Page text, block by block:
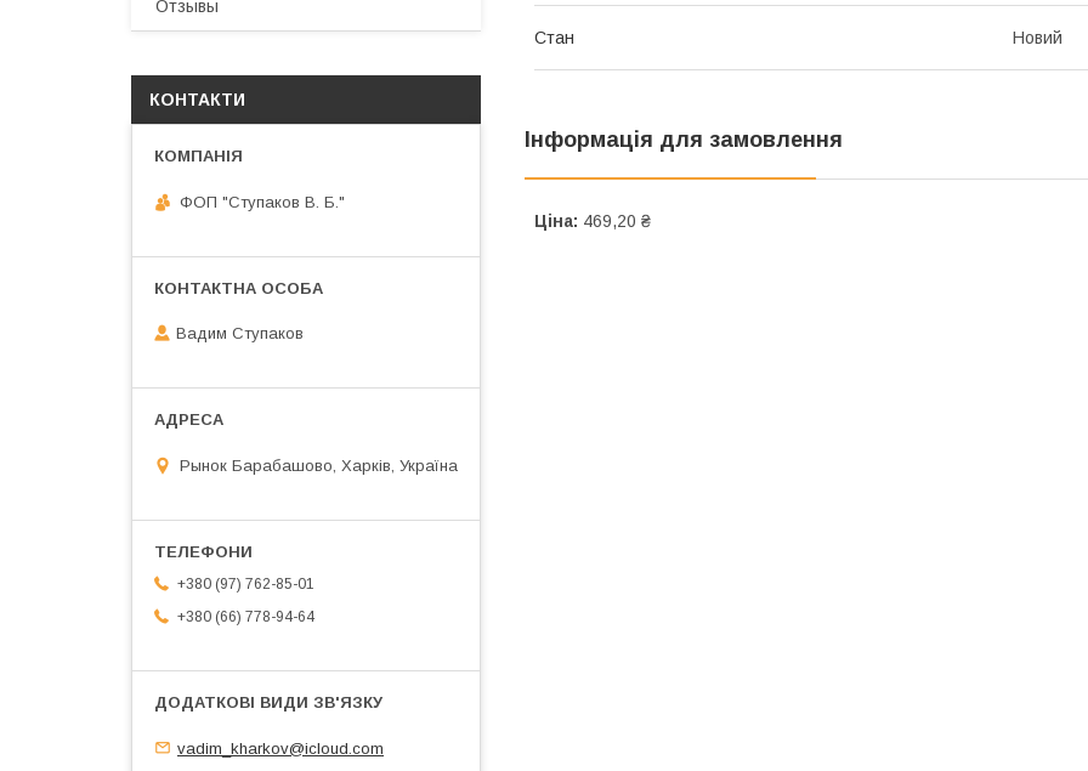
Стан Новий
Інформація для замовлення
Ціна: 469,20 ₴
Отзывы
КОНТАКТИ
ФОП "Ступаков В. Б."
Вадим Ступаков
Рынок Барабашово, Харків, Україна
+380 (97) 762-85-01
+380 (66) 778-94-64
vadim_kharkov@icloud.com